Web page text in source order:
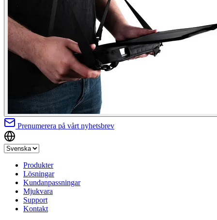
Prenumerera på vårt nyhetsbrev
Produkter
Lösningar
Kundanpassningar
Mjukvara
Support
Kontakt